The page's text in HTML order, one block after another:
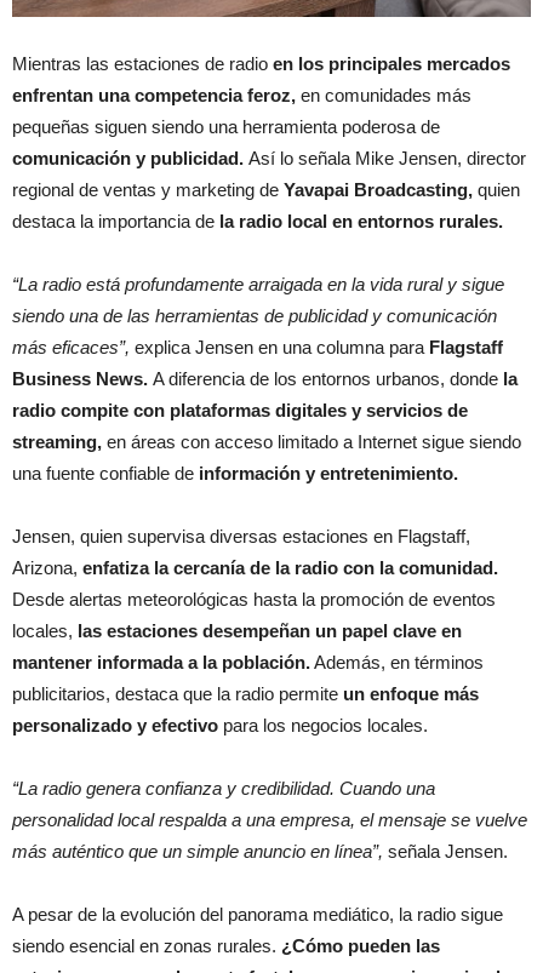
Mientras las estaciones de radio en los principales mercados
enfrentan una competencia feroz, en comunidades más
pequeñas siguen siendo una herramienta poderosa de
comunicación y publicidad. Así lo señala Mike Jensen, director
regional de ventas y marketing de Yavapai Broadcasting, quien
destaca la importancia de la radio local en entornos rurales.
“La radio está profundamente arraigada en la vida rural y sigue
siendo una de las herramientas de publicidad y comunicación
más eficaces”, explica Jensen en una columna para Flagstaff
Business News. A diferencia de los entornos urbanos, donde la
radio compite con plataformas digitales y servicios de
streaming, en áreas con acceso limitado a Internet sigue siendo
una fuente confiable de información y entretenimiento.
Jensen, quien supervisa diversas estaciones en Flagstaff,
Arizona, enfatiza la cercanía de la radio con la comunidad.
Desde alertas meteorológicas hasta la promoción de eventos
locales, las estaciones desempeñan un papel clave en
mantener informada a la población.Además, en términos
publicitarios, destaca que la radio permite un enfoque más
personalizado y efectivo para los negocios locales.
“La radio genera confianza y credibilidad. Cuando una
personalidad local respalda a una empresa, el mensaje se vuelve
más auténtico que un simple anuncio en línea”, señala Jensen.
A pesar de la evolución del panorama mediático, la radio sigue
siendo esencial en zonas rurales. ¿Cómo pueden las